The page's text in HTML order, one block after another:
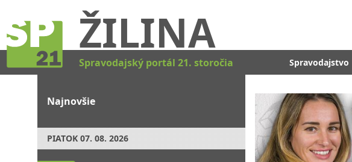
ŽILINA
Spravodajský portál 21. storočia Spravodajstvo
Najnovšie
PIATOK 07. 08. 2026